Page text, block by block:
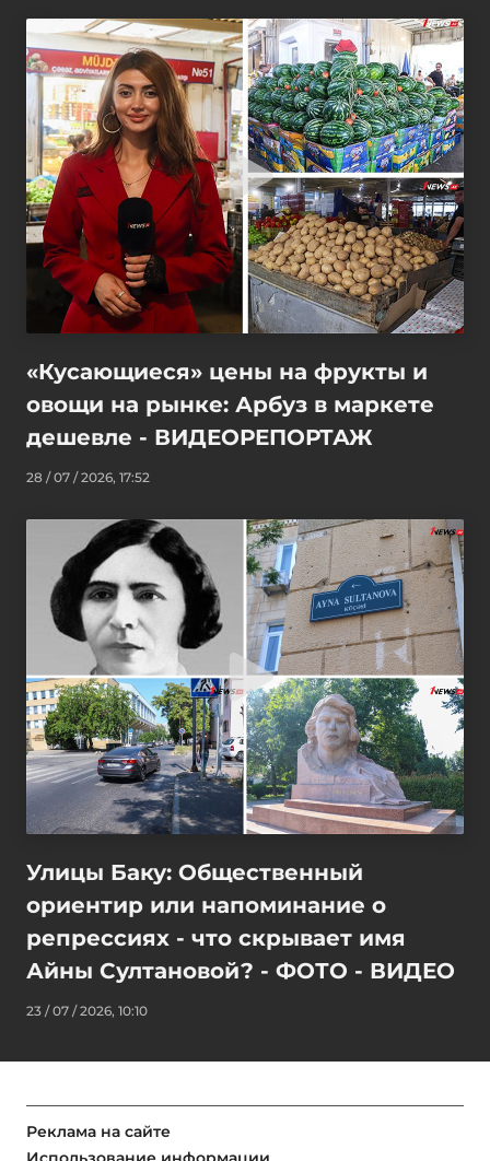
«Кусающиеся» цены на фрукты и
овощи на рынке: Арбуз в маркете
дешевле - ВИДЕОРЕПОРТАЖ
28 / 07 / 2026, 17:52
Улицы Баку: Общественный
ориентир или напоминание о
репрессиях - что скрывает имя
Айны Султановой? - ФОТО - ВИДЕО
23 / 07 / 2026, 10:10
Реклама на сайте